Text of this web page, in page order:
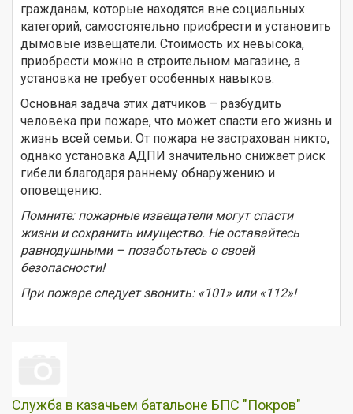
гражданам, которые находятся вне социальных
категорий, самостоятельно приобрести и установить
дымовые извещатели. Стоимость их невысока,
приобрести можно в строительном магазине, а
установка не требует особенных навыков.
Основная задача этих датчиков – разбудить
человека при пожаре, что может спасти его жизнь и
жизнь всей семьи. От пожара не застрахован никто,
однако установка АДПИ значительно снижает риск
гибели благодаря раннему обнаружению и
оповещению.
Помните: пожарные извещатели могут спасти
жизни и сохранить имущество. Не оставайтесь
равнодушными – позаботьтесь о своей
безопасности!
При пожаре следует звонить: «101» или «112»!
Служба в казачьем батальоне БПС "Покров"